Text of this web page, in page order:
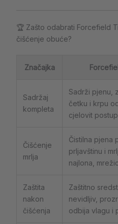
🏆 Zašto odabrati Forcefield
čišćenje obuće?
Značajka
Sadržaj
kompleta
Sadrži pjenu,
četku i krpu
cjelovit
Čišćenje
mrlja
Čistilna pjena
prljavštinu i
najlona,
Zaštita
nakon
čišćenja
Zaštitno
nevidljiv,
odbija vlagu i